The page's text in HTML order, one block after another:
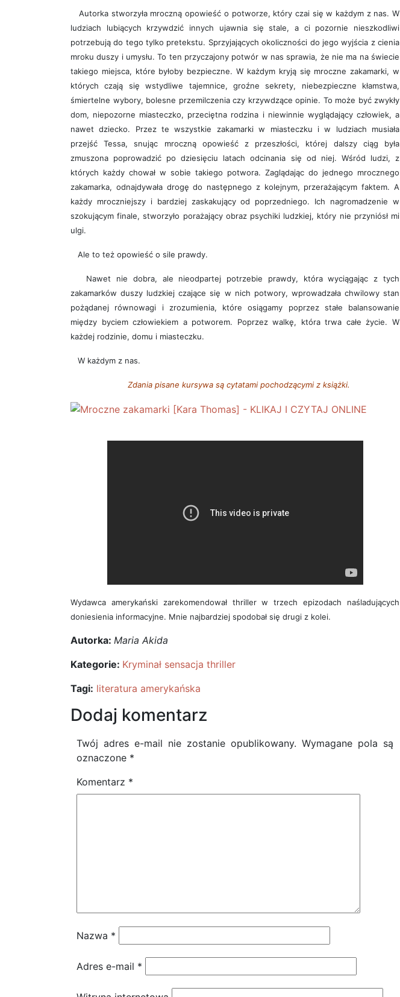
Autorka stworzyła mroczną opowieść o potworze, który czai się w każdym z nas. W
ludziach lubiących krzywdzić innych ujawnia się stale, a ci pozornie nieszkodliwi
potrzebują do tego tylko pretekstu. Sprzyjających okoliczności do jego wyjścia z cienia
mroku duszy i umysłu. To ten przyczajony potwór w nas sprawia, że nie ma na świecie
takiego miejsca, które byłoby bezpieczne. W każdym kryją się mroczne zakamarki, w
których czają się wstydliwe tajemnice, groźne sekrety, niebezpieczne kłamstwa,
śmiertelne wybory, bolesne przemilczenia czy krzywdzące opinie. To może być zwykły
dom, niepozorne miasteczko, przeciętna rodzina i niewinnie wyglądający człowiek, a
nawet dziecko. Przez te wszystkie zakamarki w miasteczku i w ludziach musiała
przejść Tessa, snując mroczną opowieść z przeszłości, której dalszy ciąg była
zmuszona poprowadzić po dziesięciu latach odcinania się od niej. Wśród ludzi, z
których każdy chował w sobie takiego potwora. Zaglądając do jednego mrocznego
zakamarka, odnajdywała drogę do następnego z kolejnym, przerażającym faktem. A
każdy mroczniejszy i bardziej zaskakujący od poprzedniego. Ich nagromadzenie w
szokującym finale, stworzyło porażający obraz psychiki ludzkiej, który nie przyniósł mi
ulgi.
Ale to też opowieść o sile prawdy.
Nawet nie dobra, ale nieodpartej potrzebie prawdy, która wyciągając z tych
zakamarków duszy ludzkiej czające się w nich potwory, wprowadzała chwilowy stan
pożądanej równowagi i zrozumienia, które osiągamy poprzez stałe balansowanie
między byciem człowiekiem a potworem. Poprzez walkę, która trwa całe życie. W
każdej rodzinie, domu i miasteczku.
W każdym z nas.
Zdania pisane kursywa są cytatami pochodzącymi z książki.
Wydawca amerykański zarekomendował thriller w trzech epizodach naśladujących
doniesienia informacyjne. Mnie najbardziej spodobał się drugi z kolei.
Autorka: Maria Akida
Kategorie: Kryminał sensacja thriller
Tagi: literatura amerykańska
Dodaj komentarz
Twój adres e-mail nie zostanie opublikowany. Wymagane pola są
oznaczone *
Komentarz *
Nazwa *
Adres e-mail *